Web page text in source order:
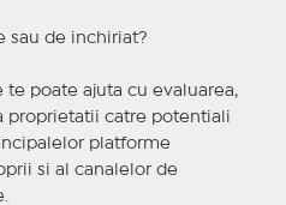
sau de inchiriat?
te poate ajuta cu evaluarea,
proprietatii catre potentiali
platforme
si al canalelor de